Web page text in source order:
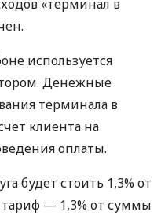
«терминал в
используется
Денежные
терминала в
клиента на
оплаты.
будет стоить 1,3% от
— 1,3% от суммы